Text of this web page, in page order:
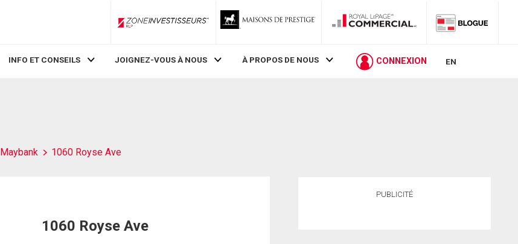
ZoneInvestisseurs RLP
INFO ET CONSEILS JOIGNEZ-VOUS À NOUS À PROPOS DE NOUS CONNEXION EN
Maybank 1060 Royse Ave
1060 Royse Ave
PUBLICITÉ